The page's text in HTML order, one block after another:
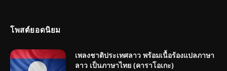
โพสต์ยอดนิยม
เพลงชาติประเทศลาว พร้อมเนื้อร้องแปลภาษา
ลาว เป็นภาษาไทย (คาราโอเกะ)